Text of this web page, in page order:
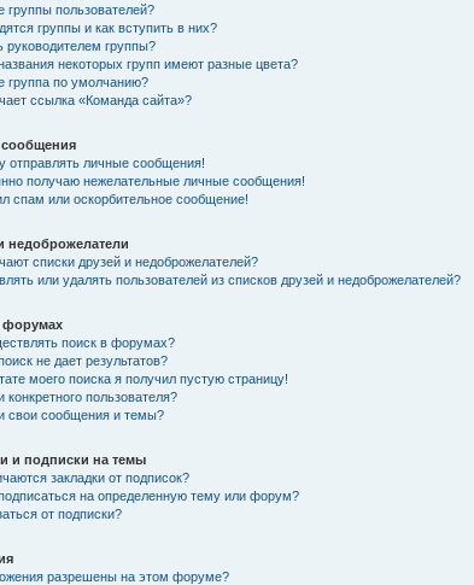
группы пользователей?
группы и как вступить в них?
руководителем группы?
некоторых групп имеют разные цвета?
группа по умолчанию?
ссылка «Команда сайта»?
отправлять личные сообщения!
получаю нежелательные личные сообщения!
спам или оскорбительное сообщение!
недоброжелатели
списки друзей и недоброжелателей?
или удалять пользователей из списков друзей и недоброжелателей?
форумах
поиск в форумах?
не дает результатов?
моего поиска я получил пустую страницу!
конкретного пользователя?
свои сообщения и темы?
и подписки на темы
закладки от подписок?
на определенную тему или форум?
от подписки?
разрешены на этом форуме?